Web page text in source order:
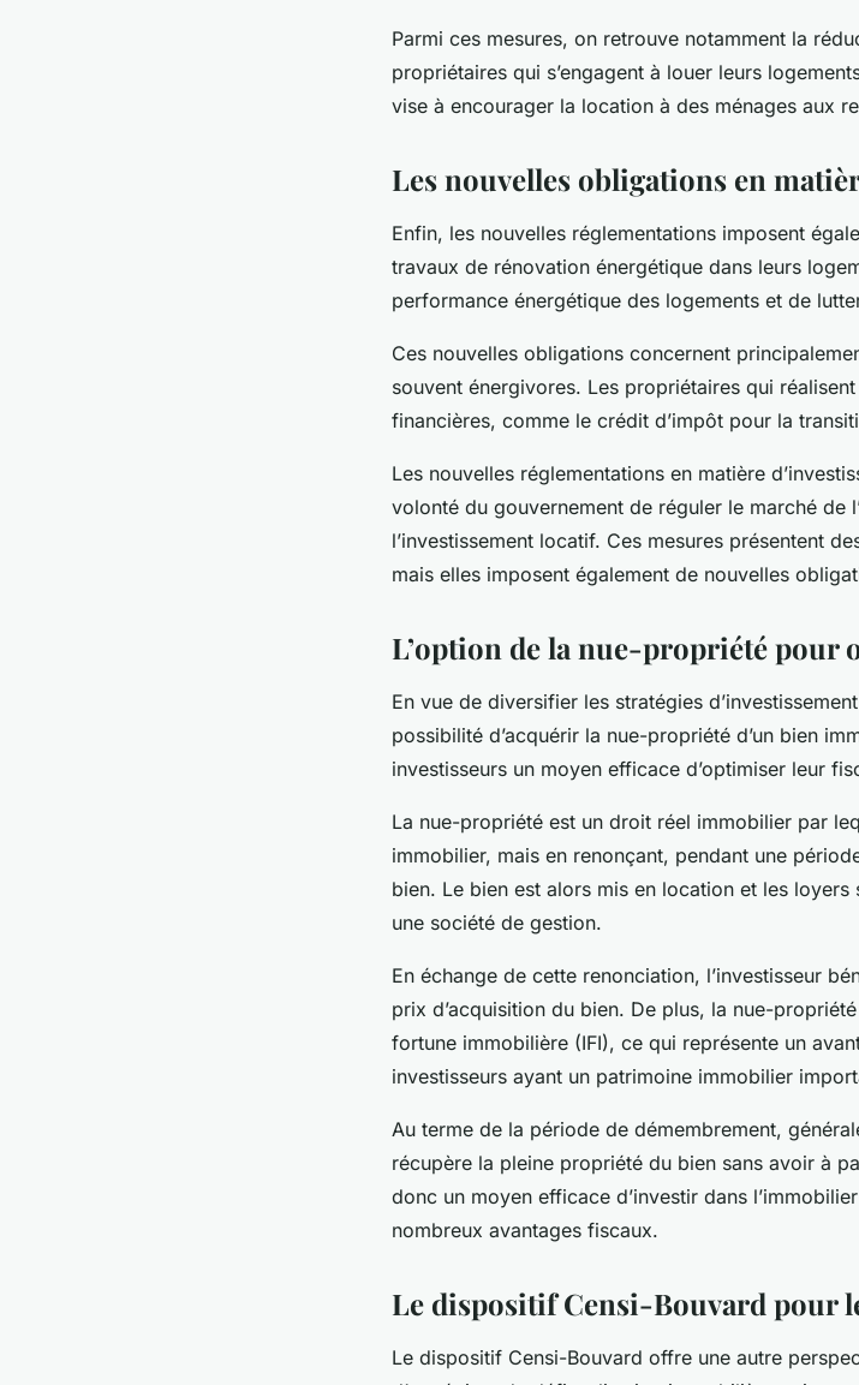
Parmi ces mesures, on retrouve notamment la
propriétaires qui s’engagent à louer leurs
vise à encourager la location à des ménages aux
Les nouvelles obligations en
Enfin, les nouvelles réglementations imposent
travaux de rénovation énergétique dans leurs
performance énergétique des logements et de
Ces nouvelles obligations concernent
souvent énergivores. Les propriétaires qui
financières, comme le crédit d’impôt pour la
Les nouvelles réglementations en matière
volonté du gouvernement de réguler le marché de
l’investissement locatif. Ces mesures présentent
mais elles imposent également de nouvelles
L’option de la nue-propriété pour
En vue de diversifier les stratégies
possibilité d’acquérir la nue-propriété d’un bien
investisseurs un moyen efficace d’optimiser leur
La nue-propriété est un droit réel immobilier par
immobilier, mais en renonçant, pendant une
bien. Le bien est alors mis en location et les
une société de gestion.
En échange de cette renonciation, l’investisseur
prix d’acquisition du bien. De plus, la nue-
fortune immobilière (IFI), ce qui représente un
investisseurs ayant un patrimoine immobilier
Au terme de la période de démembrement,
récupère la pleine propriété du bien sans avoir à
donc un moyen efficace d’investir dans
nombreux avantages fiscaux.
Le dispositif Censi-Bouvard pour
Le dispositif Censi-Bouvard offre une autre